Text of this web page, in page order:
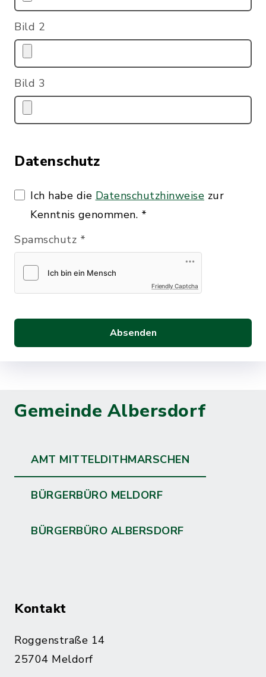
Bild 2
Bild 3
Datenschutz
Ich habe die Datenschutzhinweise zur
Kenntnis genommen. *
Spamschutz *
Friendly Captcha
Absenden
Gemeinde Albersdorf
AMT MITTELDITHMARSCHEN
BÜRGERBÜRO MELDORF
BÜRGERBÜRO ALBERSDORF
Kontakt
Roggenstraße 14
25704 Meldorf